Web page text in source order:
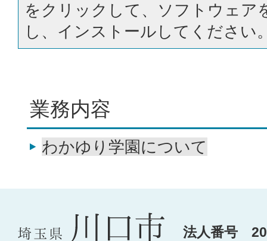
をクリックして、ソフトウェア
し、インストールしてください
業務内容
わかゆり学園について
法人番号